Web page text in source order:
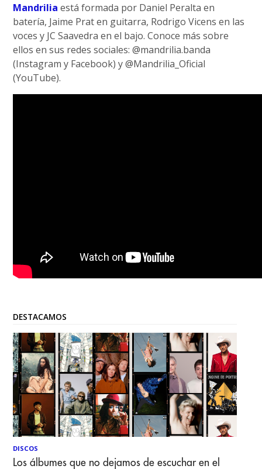
Mandrilia está formada por Daniel Peralta en
batería, Jaime Prat en guitarra, Rodrigo Vicens en las
voces y JC Saavedra en el bajo. Conoce más sobre
ellos en sus redes sociales: @mandrilia.banda
(Instagram y Facebook) y @Mandrilia_Oficial
(YouTube).
DESTACAMOS
DISCOS
Los álbumes que no dejamos de escuchar en el